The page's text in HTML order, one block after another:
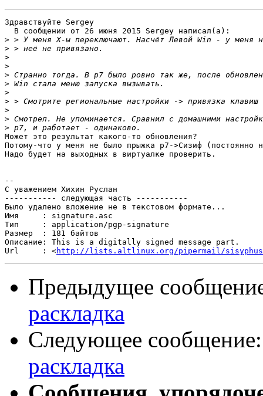
Здравствуйте Sergey
  В сообщении от 26 июня 2015 Sergey написал(a):
>
>
>
>
>
>
>
>
>
>
>
Может это результат какого-то обновления?
Потому-что у меня не было прыжка p7->Сизиф
Надо будет на выходных в виртуалке проверить.
--
С уважением Хихин Руслан
----------- следующая часть -----------
Было удалено вложение не в текстовом формате...
Имя     : signature.asc
Тип     : application/pgp-signature
Размер  : 181 байтов
Описание: This is a digitally signed message part.
Url     : <http://lists.altlinux.org/pipermail/sisyphus/
Предыдущее
раскладка
Следующее
раскладка